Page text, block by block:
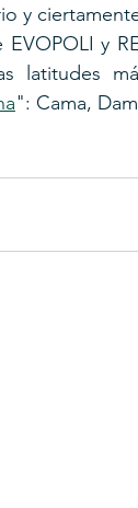
y
EVOPOLI y
latitudes
": Cama,